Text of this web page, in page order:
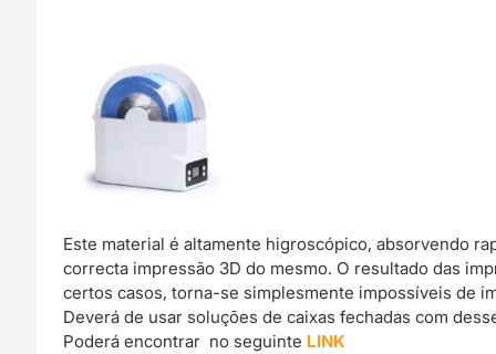
Este material é altamente higroscópico, absorvendo
correcta impressão 3D do mesmo. O resultado das
certos casos, torna-se simplesmente impossíveis de
Deverá de usar soluções de caixas fechadas com
Poderá encontrar no seguinte LINK